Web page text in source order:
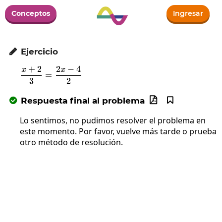
Conceptos Ingresar
 Ejercicio
\frac{x+2}{3}=\frac{2x-4}{2}
3
x + 2
=
2
2x − 4
 Respuesta final al problema 

Lo sentimos, no pudimos resolver el problema en
este momento. Por favor, vuelve más tarde o prueba
otro método de resolución.